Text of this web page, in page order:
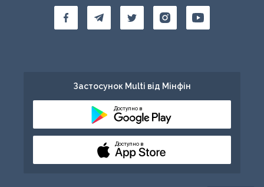
Застосунок Multi від Мінфін
Доступно в
Доступно в